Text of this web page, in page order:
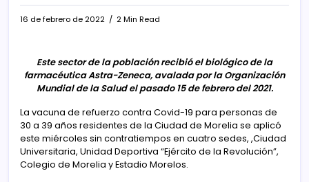
16 de febrero de 2022 2 Min Read
Este sector de la población recibió el biológico de la
farmacéutica Astra-Zeneca, avalada por la Organización
Mundial de la Salud el pasado 15 de febrero del 2021.
La vacuna de refuerzo contra Covid-19 para personas de
30 a 39 años residentes de la Ciudad de Morelia se aplicó
este miércoles sin contratiempos en cuatro sedes, ,Ciudad
Universitaria, Unidad Deportiva “Ejército de la Revolución”,
Colegio de Morelia y Estadio Morelos.